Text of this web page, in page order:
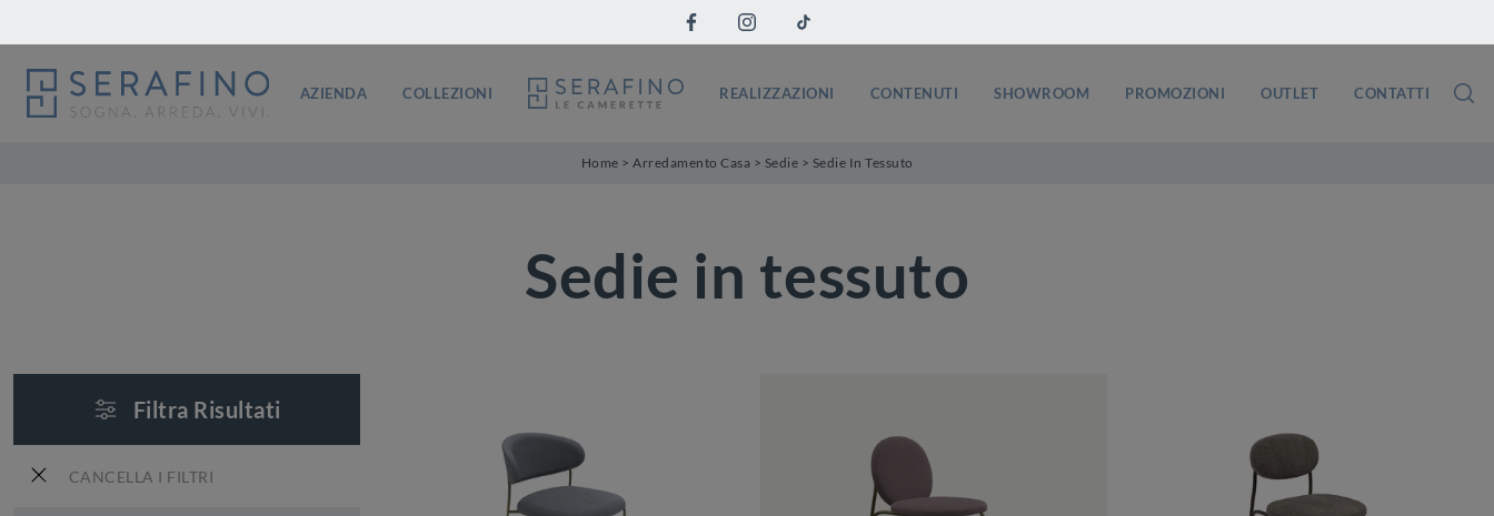
AZIENDA COLLEZIONI REALIZZAZIONI CONTENUTI SHOWROOM PROMOZIONI OUTLET CONTATTI
Home > Arredamento Casa > Sedie > Sedie In Tessuto
Sedie in tessuto
Filtra Risultati
CANCELLA I FILTRI